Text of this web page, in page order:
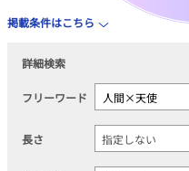
掲載条件はこちら
詳細検索
フリーワード
長さ